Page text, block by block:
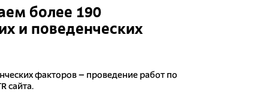
более 190
и поведенческих
факторов – проведение работ по
сайта.